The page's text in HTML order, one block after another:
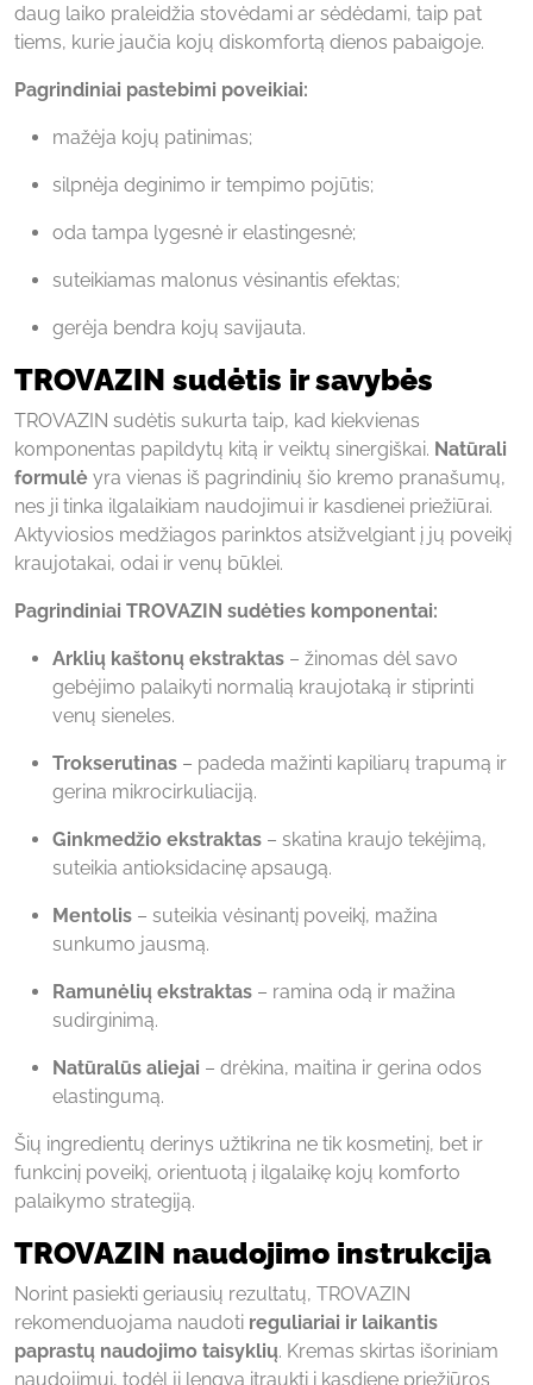
daug laiko praleidžia stovėdami ar sėdėdami, taip pat
tiems, kurie jaučia kojų diskomfortą dienos pabaigoje.
Pagrindiniai pastebimi poveikiai:
mažėja kojų patinimas;
silpnėja deginimo ir tempimo pojūtis;
oda tampa lygesnė ir elastingesnė;
suteikiamas malonus vėsinantis efektas;
gerėja bendra kojų savijauta.
TROVAZIN sudėtis ir savybės
TROVAZIN sudėtis sukurta taip, kad kiekvienas
komponentas papildytų kitą ir veiktų sinergiškai. Natūrali
formulė yra vienas iš pagrindinių šio kremo pranašumų,
nes ji tinka ilgalaikiam naudojimui ir kasdienei priežiūrai.
Aktyviosios medžiagos parinktos atsižvelgiant į jų poveikį
kraujotakai, odai ir venų būklei.
Pagrindiniai TROVAZIN sudėties komponentai:
Arklių kaštonų ekstraktas – žinomas dėl savo
gebėjimo palaikyti normalią kraujotaką ir stiprinti
venų sieneles.
Trokserutinas – padeda mažinti kapiliarų trapumą ir
gerina mikrocirkuliaciją.
Ginkmedžio ekstraktas – skatina kraujo tekėjimą,
suteikia antioksidacinę apsaugą.
Mentolis – suteikia vėsinantį poveikį, mažina
sunkumo jausmą.
Ramunėlių ekstraktas – ramina odą ir mažina
sudirginimą.
Natūralūs aliejai – drėkina, maitina ir gerina odos
elastingumą.
Šių ingredientų derinys užtikrina ne tik kosmetinį, bet ir
funkcinį poveikį, orientuotą į ilgalaikę kojų komforto
palaikymo strategiją.
TROVAZIN naudojimo instrukcija
Norint pasiekti geriausių rezultatų, TROVAZIN
rekomenduojama naudoti reguliariai ir laikantis
paprastų naudojimo taisyklių. Kremas skirtas išoriniam
naudojimui, todėl jį lengva įtraukti į kasdienę priežiūros